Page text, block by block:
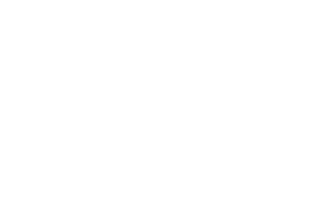
Sozialarbeiter, Sozialpädagoge mit ausländischer